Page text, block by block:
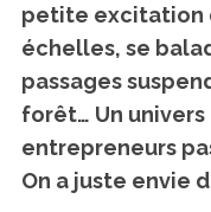
petite excitation
échelles, se
passages
forêt… Un
entrepreneurs
On a juste envie